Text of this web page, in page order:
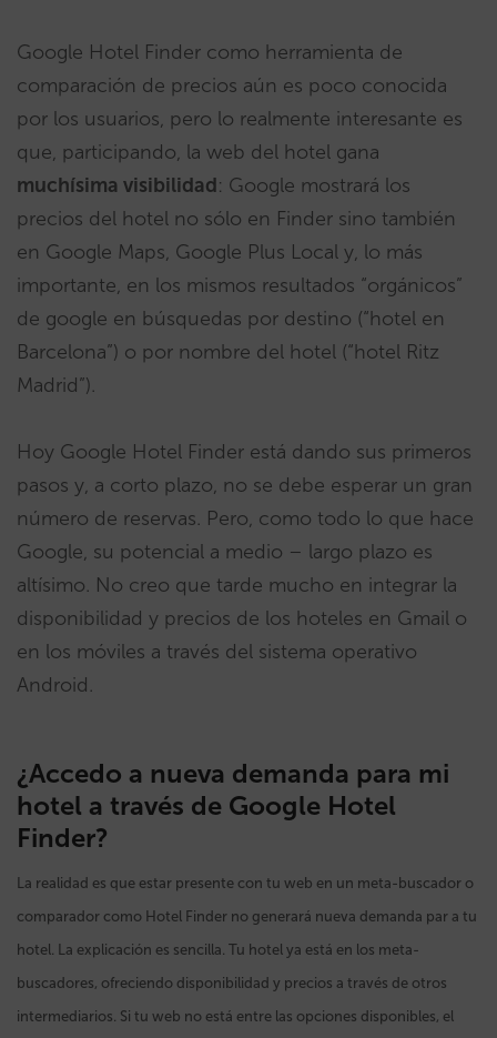
Google Hotel Finder como herramienta de
comparación de precios aún es poco conocida
por los usuarios, pero lo realmente interesante es
que, participando, la web del hotel gana
muchísima visibilidad: Google mostrará los
precios del hotel no sólo en Finder sino también
en Google Maps, Google Plus Local y, lo más
importante, en los mismos resultados “orgánicos”
de google en búsquedas por destino (“hotel en
Barcelona”) o por nombre del hotel (“hotel Ritz
Madrid”).
Hoy Google Hotel Finder está dando sus primeros
pasos y, a corto plazo, no se debe esperar un gran
número de reservas. Pero, como todo lo que hace
Google, su potencial a medio – largo plazo es
altísimo. No creo que tarde mucho en integrar la
disponibilidad y precios de los hoteles en Gmail o
en los móviles a través del sistema operativo
Android.
¿Accedo a nueva demanda para mi
hotel a través de Google Hotel
Finder?
La realidad es que estar presente con tu web en un meta-buscador o
comparador como Hotel Finder no generará nueva demanda par a tu
hotel. La explicación es sencilla. Tu hotel ya está en los meta-
buscadores, ofreciendo disponibilidad y precios a través de otros
intermediarios. Si tu web no está entre las opciones disponibles, el